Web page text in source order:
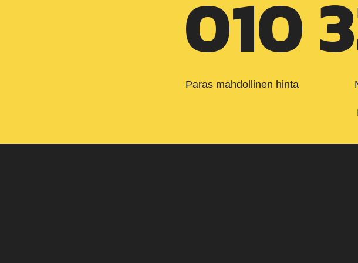
010
Paras mahdollinen hinta